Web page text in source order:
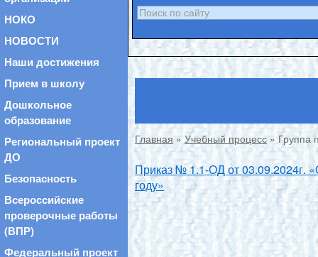
Главная »Учебный процесс » Группа
Приказ № 1.1-ОД от 03.09.2024г.
году»
НОКО
НОВОСТИ
Наши достижения
Прием в школу
Дошкольное
образование
Региональный проект
ДО
Безопасность
Всероссийские
проверочные работы
(ВПР)
Федеральный проект